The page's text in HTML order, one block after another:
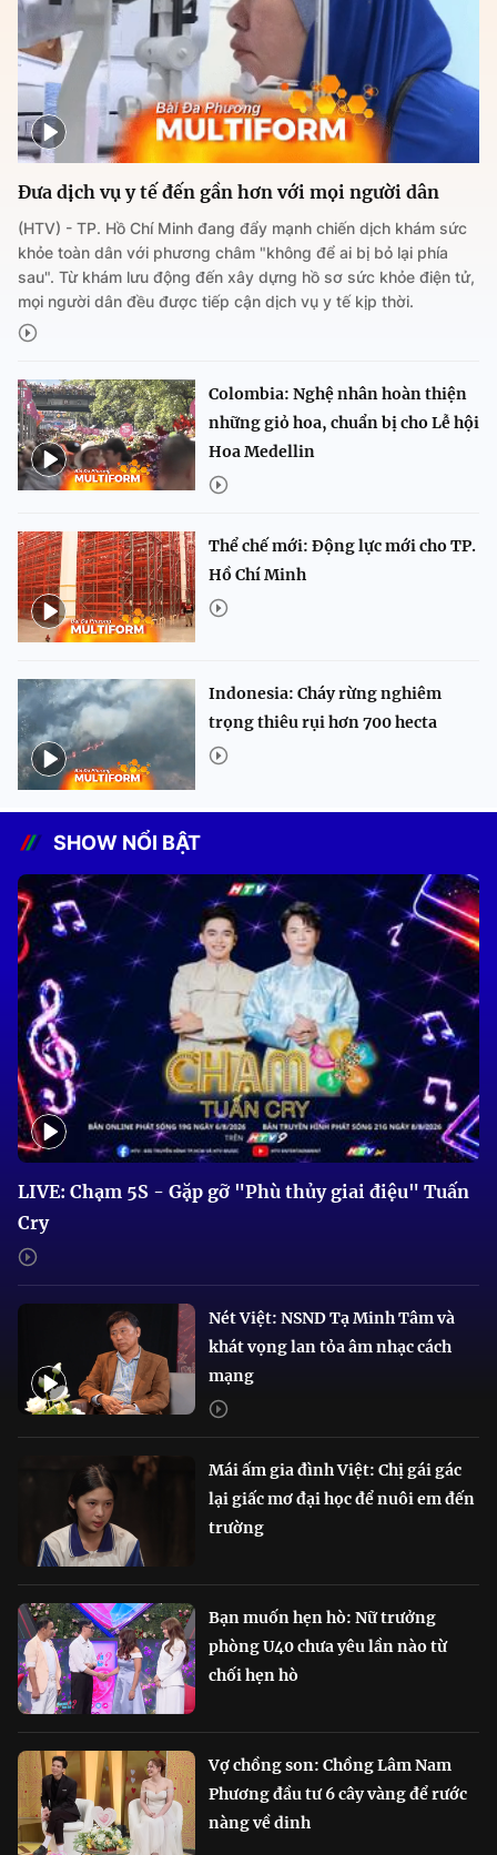
Đưa dịch vụ y tế đến gần hơn với mọi người dân
(HTV) - TP. Hồ Chí Minh đang đẩy mạnh chiến dịch khám sức
khỏe toàn dân với phương châm "không để ai bị bỏ lại phía
sau". Từ khám lưu động đến xây dựng hồ sơ sức khỏe điện tử,
mọi người dân đều được tiếp cận dịch vụ y tế kịp thời.
Colombia: Nghệ nhân hoàn thiện
những giỏ hoa, chuẩn bị cho Lễ hội
Hoa Medellin
Thể chế mới: Động lực mới cho TP.
Hồ Chí Minh
Indonesia: Cháy rừng nghiêm
trọng thiêu rụi hơn 700 hecta
SHOW NỔI BẬT
LIVE: Chạm 5S - Gặp gỡ "Phù thủy giai điệu" Tuấn
Cry
Nét Việt: NSND Tạ Minh Tâm và
khát vọng lan tỏa âm nhạc cách
mạng
Mái ấm gia đình Việt: Chị gái gác
lại giấc mơ đại học để nuôi em đến
trường
Bạn muốn hẹn hò: Nữ trưởng
phòng U40 chưa yêu lần nào từ
chối hẹn hò
Vợ chồng son: Chồng Lâm Nam
Phương đầu tư 6 cây vàng để rước
nàng về dinh